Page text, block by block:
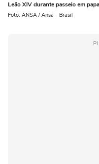
Leão XIV durante passeio em
Foto: ANSA / Ansa - Brasil